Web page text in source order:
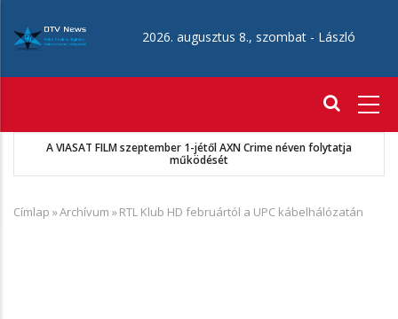
tartalomra
2026. augusztus 8., szombat - László
VIASAT FILM szeptember 1-jétől AXN Crime néven folytatja
működését
Morzsa
Címlap »Archívum »RTL Klub HD februártól a UPC kábelhálózatán